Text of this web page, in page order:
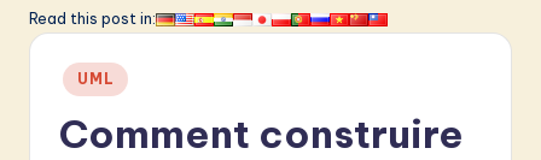
li
A
Read this post in:
Posted
in
UML
Comment construire